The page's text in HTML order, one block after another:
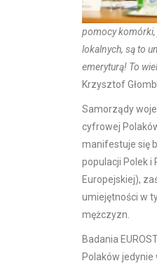
pomocy komórki,
lokalnych, są to
emeryturą! To
Krzysztof Głomb
Samorządy
cyfrowej
manifestuje się
populacji Polek i
Europejskiej),
umiejętności w
mężczyzn.
Badania
Polaków